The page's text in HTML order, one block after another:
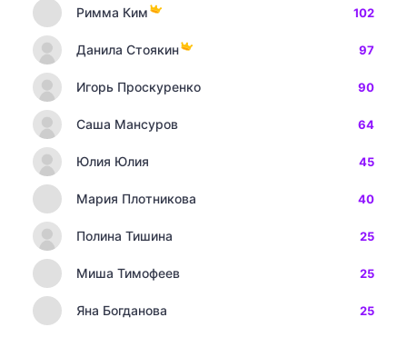
Римма Ким 102
Данила Стоякин 97
Игорь Проскуренко 90
Саша Мансуров 64
Юлия Юлия 45
Мария Плотникова 40
Полина Тишина 25
Миша Тимофеев 25
Яна Богданова 25